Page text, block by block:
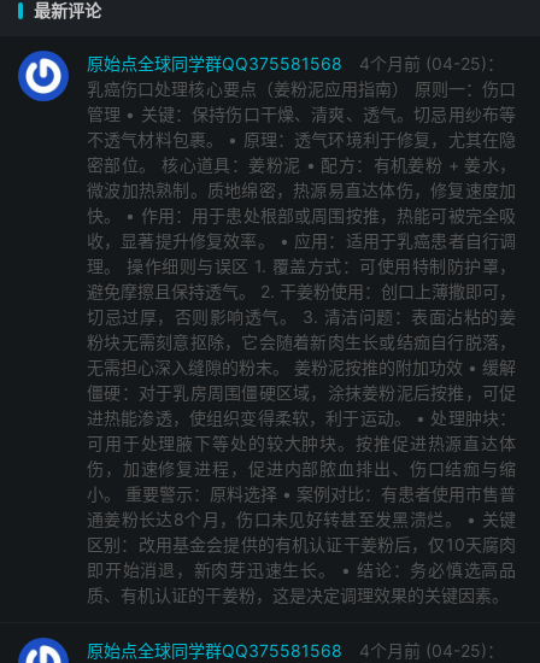
2025年4月日，阿军，原始点全球同学网，敬上。🙌🏻🎤
2025.3 如何原始点急用先学找案例或交流点或问题的
方法：
★1优先上官方网站查
张钊汉原始点健康资讯网
官网：http://www.cch-foundation.com
www.51ysd.club/zhysd.org/blog/YSDAI
#小程序://腾讯元宝/hJnnEdrP1q3donr
★2 上同学网 原始点养生智脑AI提问或同学网搜索：
主用推荐AI:
www.51ysd.club/zhysd.org/blog/TAI
#小程序://腾讯元宝/1DFfkgKV3k5MFOF
备用AI
www.51ysd.club/zhysd.org/blog/AI
#小程序://智谱清言/H6gXEyEN4OqJpnH
www.51ysd.club/zhysd.org/blog
最新评论
原始点全球同学群QQ375581568
4个月前 (04-25)：
乳癌伤口处理核心要点（姜粉泥应用指南） 原则一：伤口
管理 • 关键：保持伤口干燥、清爽、透气。切忌用纱布等
不透气材料包裹。 • 原理：透气环境利于修复，尤其在隐
密部位。 核心道具：姜粉泥 • 配方：有机姜粉 + 姜水，
微波加热熟制。质地绵密，热源易直达体伤，修复速度加
快。 • 作用：用于患处根部或周围按推，热能可被完全吸
收，显著提升修复效率。 • 应用：适用于乳癌患者自行调
理。 操作细则与误区 1. 覆盖方式：可使用特制防护罩，
避免摩擦且保持透气。 2. 干姜粉使用：创口上薄撒即可，
切忌过厚，否则影响透气。 3. 清洁问题：表面沾粘的姜
粉块无需刻意抠除，它会随着新肉生长或结痂自行脱落，
无需担心深入缝隙的粉末。 姜粉泥按推的附加功效 • 缓解
僵硬：对于乳房周围僵硬区域，涂抹姜粉泥后按推，可促
进热能渗透，使组织变得柔软，利于运动。 • 处理肿块：
可用于处理腋下等处的较大肿块。按推促进热源直达体
伤，加速修复进程，促进内部脓血排出、伤口结痂与缩
小。 重要警示：原料选择 • 案例对比：有患者使用市售普
通姜粉长达8个月，伤口未见好转甚至发黑溃烂。 • 关键
区别：改用基金会提供的有机认证干姜粉后，仅10天腐肉
即开始消退，新肉芽迅速生长。 • 结论：务必慎选高品
质、有机认证的干姜粉，这是决定调理效果的关键因素。
原始点全球同学群QQ375581568
4个月前 (04-25)：